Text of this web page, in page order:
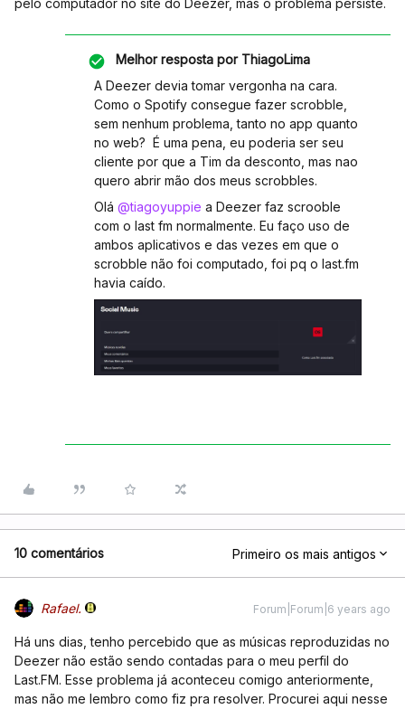
pelo computador no site do Deezer, mas o problema persiste.
Melhor resposta porThiagoLima
A Deezer devia tomar vergonha na cara.
Como o Spotify consegue fazer scrobble,
sem nenhum problema, tanto no app quanto
no web? É uma pena, eu poderia ser seu
cliente por que a Tim da desconto, mas nao
quero abrir mão dos meus scrobbles.
Olá @tiagoyuppie a Deezer faz scrooble
com o last fm normalmente. Eu faço uso de
ambos aplicativos e das vezes em que o
scrobble não foi computado, foi pq o last.fm
havia caído.
10 comentários Primeiro os mais antigos
Rafael. Forum|Forum|6 years ago
Há uns dias, tenho percebido que as músicas reproduzidas no
Deezer não estão sendo contadas para o meu perfil do
Last.FM. Esse problema já aconteceu comigo anteriormente,
mas não me lembro como fiz pra resolver. Procurei aqui nesse